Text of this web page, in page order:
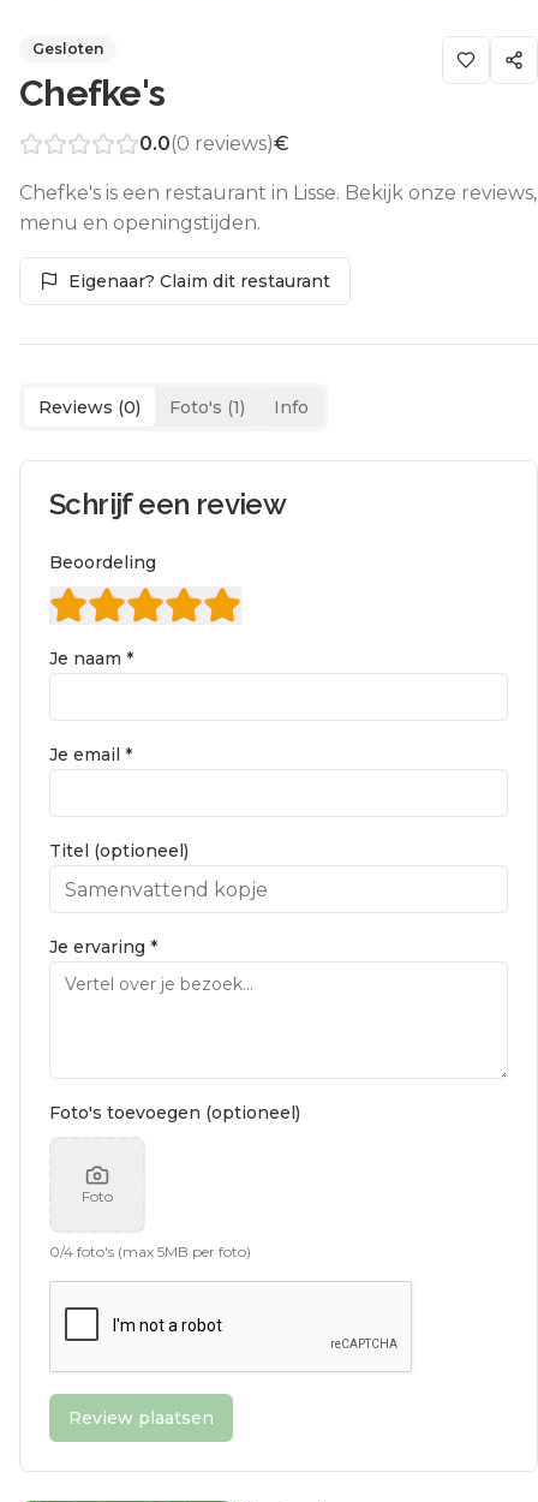
Gesloten
Chefke's
0.0(0 reviews)€
Chefke's is een restaurant in Lisse. Bekijk onze reviews,
menu en openingstijden.
Eigenaar? Claim dit restaurant
Reviews (0) Foto's (1) Info
Schrijf een review
Beoordeling
Je naam *
Je email *
Titel (optioneel)
Je ervaring *
Foto's toevoegen (optioneel)
Foto
0/4 foto's (max 5MB per foto)
Review plaatsen